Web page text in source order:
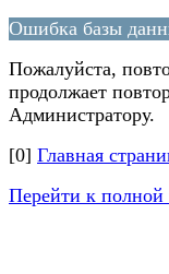
Ошибка базы
Пожалуйста,
продолжает
Администратору.
[0] Главная
Перейти к полной